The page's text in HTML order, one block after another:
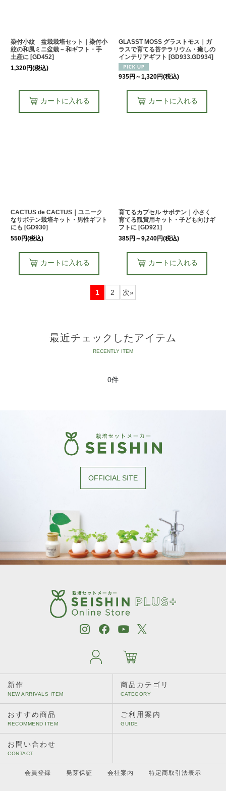
染付小紋 盆栽栽培セット｜染付小
紋の和風ミニ盆栽 – 和ギフト・手
土産に [GD452]
1,320円(税込)
カートに入れる
GLASST MOSS グラストモス｜ガ
ラスで育てる苔テラリウム・癒しの
インテリアギフト [GD933.GD934]
935円 ～1,320円(税込)
カートに入れる
CACTUS de CACTUS｜ユニーク
なサボテン栽培キット・男性ギフト
にも [GD930]
550円(税込)
カートに入れる
育てるカプセル サボテン｜小さく
育てる観賞用キット・子ども向けギ
フトに [GD921]
385円 ～9,240円(税込)
カートに入れる
1 2 次»
最近チェックしたアイテム
0件
OFFICIAL SITE
新作 商品カテゴリ
おすすめ商品 ご利用案内
お問い合わせ
会員登録 発芽保証 会社案内 特定商取引法表示